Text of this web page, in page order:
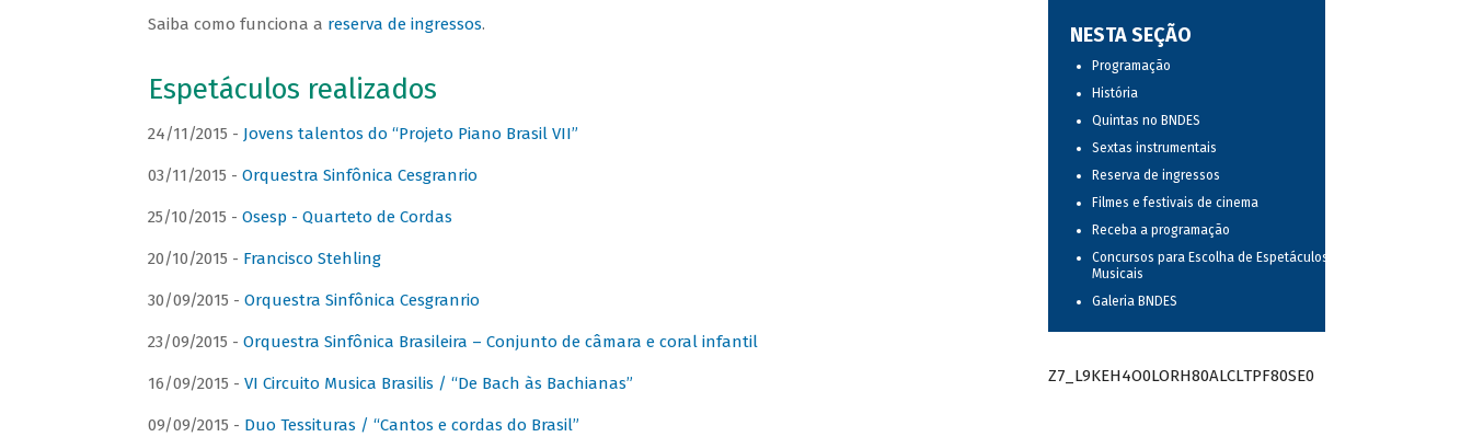
Saiba como funciona a reserva de ingressos.
Espetáculos realizados
24/11/2015 - Jovens talentos do “Projeto Piano Brasil VII”
03/11/2015 - Orquestra Sinfônica Cesgranrio
25/10/2015 - Osesp - Quarteto de Cordas
20/10/2015 - Francisco Stehling
30/09/2015 - Orquestra Sinfônica Cesgranrio
23/09/2015 - Orquestra Sinfônica Brasileira – Conjunto de câmara e coral infantil
16/09/2015 - VI Circuito Musica Brasilis / “De Bach às Bachianas”
09/09/2015 - Duo Tessituras / “Cantos e cordas do Brasil”
NESTA SEÇÃO
Programação
História
Quintas no BNDES
Sextas instrumentais
Reserva de ingressos
Filmes e festivais de cinema
Receba a programação
Concursos para Escolha de Espetáculos
Musicais
Galeria BNDES
Z7_L9KEH4O0LORH80ALCLTPF80SE0